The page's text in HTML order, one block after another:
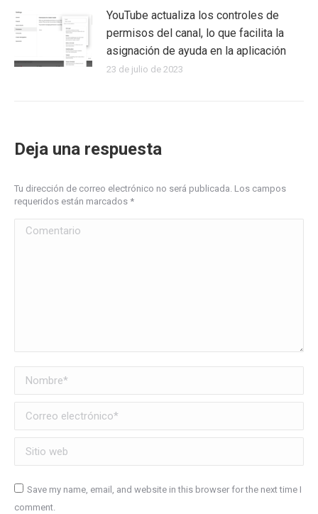
YouTube actualiza los controles de
permisos del canal, lo que facilita la
asignación de ayuda en la aplicación
23 de julio de 2023
Deja una respuesta
Tu dirección de correo electrónico no será publicada. Los campos
requeridos están marcados *
Comentario
Nombre *
Correo electrónico *
Sitio web
Save my name, email, and website in this browser for the next time I
comment.